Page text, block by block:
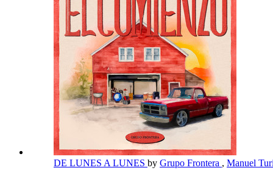
DE LUNES A LUNES by Grupo Frontera , Manuel